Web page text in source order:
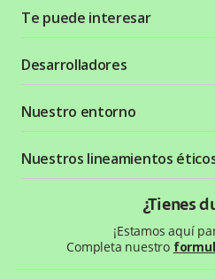
Te puede interesar
Planes y tarifas
Crea tu cuenta
Seguridad
Términos y condiciones
Política de privacidad
Desarrolladores
Recursos gráficos
Status Page
Nuestro entorno
¿Qué es Wompi?
Wiki Wompi
Preguntas frecuentes
Nuestros lineamientos
¿Tienes
¡Estamos aquí
Completa nuestro